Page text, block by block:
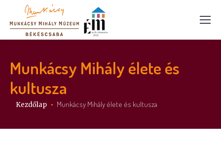
Munkácsy Mihály élete és
kultusza
Itt vagy:
Kezdőlap Munkácsy Mihály élete és kultusza